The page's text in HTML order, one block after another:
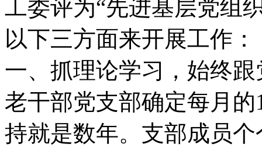
工委评为“先进基层党组
以下三方面来开展工作：
一、抓理论学习，始终
老干部党支部确定每月
持就是数年。支部成员